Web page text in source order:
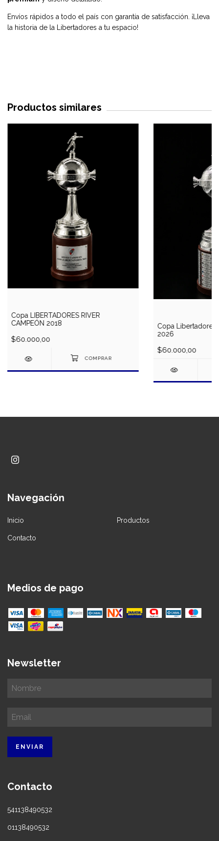
Envíos rápidos a todo el país con garantía de satisfacción. ¡Lleva
la historia de la Libertadores a tu espacio!
Productos similares
Copa LIBERTADORES RIVER
CAMPEÓN 2018
$60.000,00
Copa Libertadores
2026
$60.000,00
Navegación
Inicio Productos
Contacto
Medios de pago
Newsletter
Contacto
541138490532
01138490532